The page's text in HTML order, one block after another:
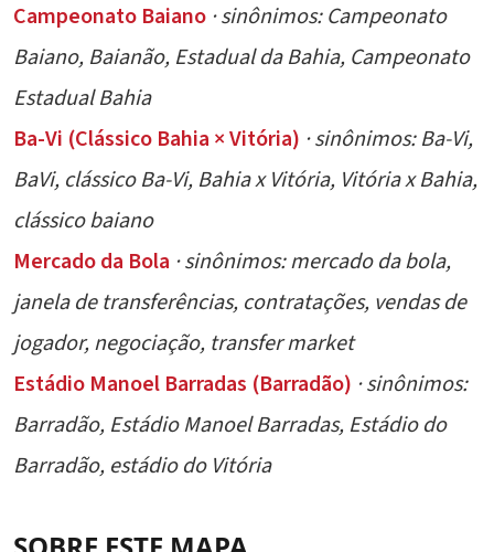
Campeonato Baiano · sinônimos: Campeonato
Baiano, Baianão, Estadual da Bahia, Campeonato
Estadual Bahia
Ba-Vi (Clássico Bahia × Vitória) · sinônimos: Ba-Vi,
BaVi, clássico Ba-Vi, Bahia x Vitória, Vitória x Bahia,
clássico baiano
Mercado da Bola · sinônimos: mercado da bola,
janela de transferências, contratações, vendas de
jogador, negociação, transfer market
Estádio Manoel Barradas (Barradão) · sinônimos:
Barradão, Estádio Manoel Barradas, Estádio do
Barradão, estádio do Vitória